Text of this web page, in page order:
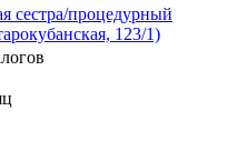
сестра/процедурный
123/1)